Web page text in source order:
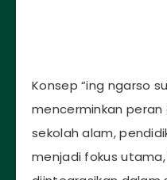
Konsep “ing ngarso
mencerminkan
sekolah alam,
menjadi fokus